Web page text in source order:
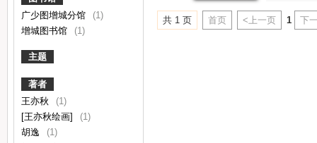
广少图增城分馆
(1)
增城图书馆
(1)
主题
著者
王亦秋
(1)
[王亦秋绘画]
(1)
胡逸
(1)
共 1 页 首页 <上一页 1 下